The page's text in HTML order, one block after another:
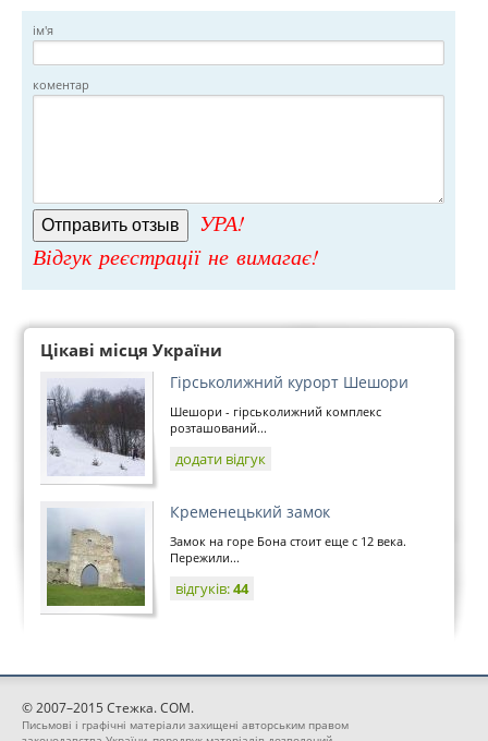
ім'я
коментар
УРА!
Відгук реєстрації не вимагає!
Цікаві місця України
Гірськолижний курорт Шешори
Шешори - гірськолижний комплекс
розташований...
додати відгук
Кременецький замок
Замок на горе Бона стоит еще с 12 века.
Пережили...
відгуків:44
© 2007–2015 Стежка. COM.
Письмові і графічні матеріали захищені авторським правом